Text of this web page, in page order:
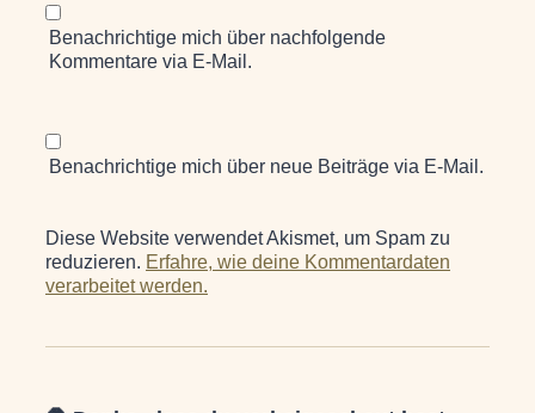
Benachrichtige mich über nachfolgende
Kommentare via E-Mail.
Benachrichtige mich über neue Beiträge via E-Mail.
Diese Website verwendet Akismet, um Spam zu
reduzieren. Erfahre, wie deine Kommentardaten
verarbeitet werden.